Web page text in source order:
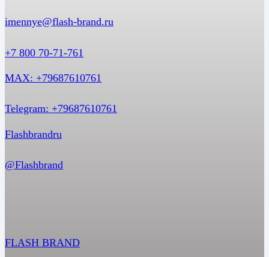
imennye@flash-brand.ru
+7 800 70-71-761
MAX: +79687610761
Telegram: +79687610761
Flashbrandru
@Flashbrand
FLASH BRAND